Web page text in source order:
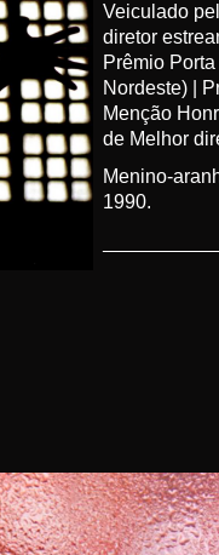
Veiculado
diretor
Prêmio
Nordeste) |
Menção
de Melhor
Menino-
1990.